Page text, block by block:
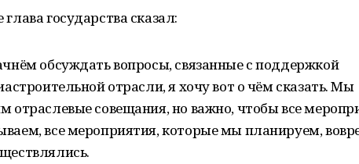
государства сказал:
обсуждать вопросы, связанные с поддержкой
отрасли, я хочу вот о чём сказать. Мы
отраслевые совещания, но важно, чтобы все
все мероприятия, которые мы планируем,